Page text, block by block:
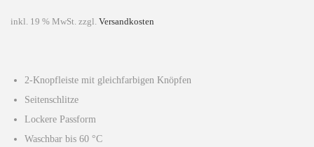
inkl. 19 % MwSt. zzgl. Versandkosten
2-Knopfleiste mit gleichfarbigen Knöpfen
Seitenschlitze
Lockere Passform
Waschbar bis 60 °C